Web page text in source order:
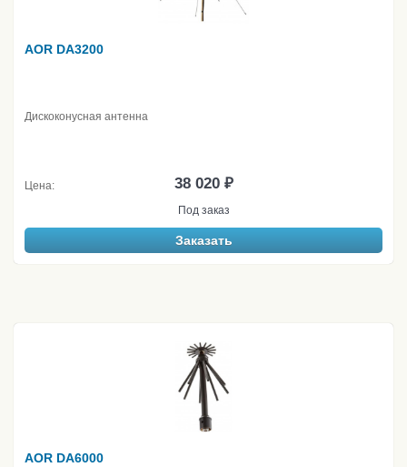
AOR DA3200
Дискоконусная антенна
Цена: 38 020 ₽
Под заказ
Заказать
AOR DA6000